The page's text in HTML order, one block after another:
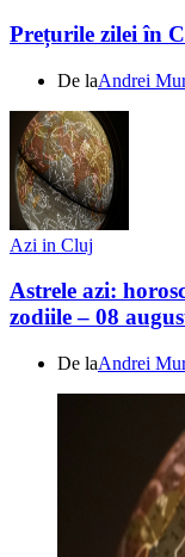
Prețurile zilei în
De laAndrei
Azi in Cluj
Astrele azi:
zodiile – 08
De laAndrei